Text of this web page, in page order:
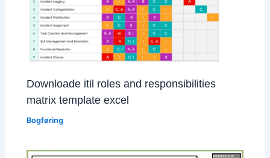
Downloade itil roles and responsibilities
matrix template excel
Bogføring